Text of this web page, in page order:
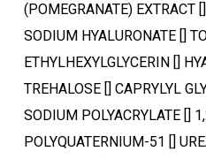
Ostukorvis
(POMEGRANATE) EXTRACT
SODIUM HYALURONATE []
ETHYLHEXYLGLYCERIN []
TREHALOSE [] CAPRYLYL
SODIUM POLYACRYLATE []
POLYQUATERNIUM-51 []